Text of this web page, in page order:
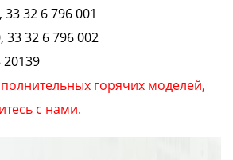
33 32 6 796 001
33 32 6 796 002
20139
горячих моделей,
с нами.